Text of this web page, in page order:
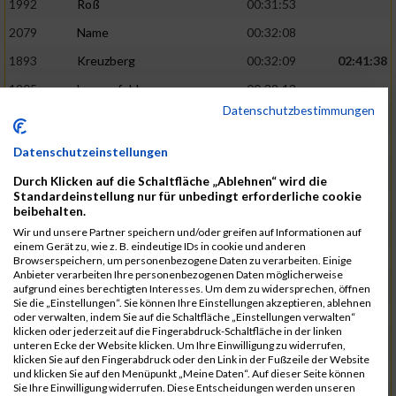
1992 Roß
00:31:53
2079
Name
00:32:08
1893
Kreuzberg 00:32:09
02:41:38
1905
Langenfeld
00:32:13
2120
00:32:22
1787
Friedrich
1794
Gamisch
00:32:27
2046
Sorger 00:32:30
02:42:48
2047
Sorger
00:32:30
2051
Stephan
00:32:31
2065
Thome
00:32:35
1719
Barth
00:32:42
2116
Koch 00:32:45
02:44:32
1937
Meyer
00:32:49
Datenschutzbestimmungen
Datenschutzeinstellungen
Durch Klicken auf die Schaltfläche „Ablehnen“ wird die
Standardeinstellung nur für unbedingt erforderliche cookie
beibehalten.
Wir und unsere Partner speichern und/oder greifen auf Informationen auf
einem Gerät zu, wie z. B. eindeutige IDs in cookie und anderen
Browserspeichern, um personenbezogene Daten zu verarbeiten. Einige
Anbieter verarbeiten Ihre personenbezogenen Daten möglicherweise
aufgrund eines berechtigten Interesses. Um dem zu widersprechen, öffnen
Sie die „Einstellungen“. Sie können Ihre Einstellungen akzeptieren, ablehnen
oder verwalten, indem Sie auf die Schaltfläche „Einstellungen verwalten“
klicken oder jederzeit auf die Fingerabdruck-Schaltfläche in der linken
unteren Ecke der Website klicken. Um Ihre Einwilligung zu widerrufen,
klicken Sie auf den Fingerabdruck oder den Link in der Fußzeile der Website
und klicken Sie auf den Menüpunkt „Meine Daten“. Auf dieser Seite können
Sie Ihre Einwilligung widerrufen. Diese Entscheidungen werden unseren